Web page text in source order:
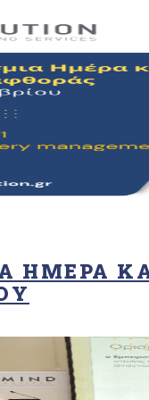
ΗΜΈΡΑ